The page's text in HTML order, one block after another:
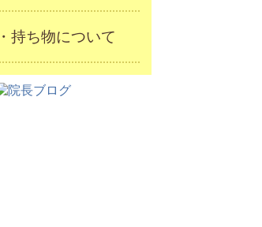
持ち物について